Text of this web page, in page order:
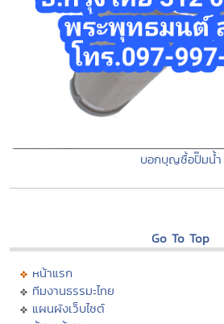
บอกบุญซื้อปั๊มน้ำ
Go To Top
หน้าแรก
ทีมงานธรรมะไทย
แผนผังเว็บไซต์